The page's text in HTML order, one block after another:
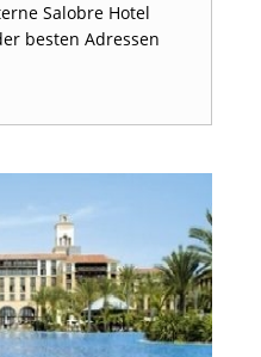
Salobre Hotel
besten Adressen